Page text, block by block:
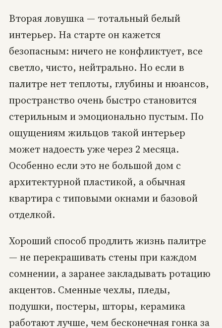
Вторая ловушка — тотальный белый
интерьер. На старте он кажется
безопасным: ничего не конфликтует, все
светло, чисто, нейтрально. Но если в
палитре нет теплоты, глубины и нюансов,
пространство очень быстро становится
стерильным и эмоционально пустым. По
ощущениям жильцов такой интерьер
может надоесть уже через 2 месяца.
Особенно если это не большой дом с
архитектурной пластикой, а обычная
квартира с типовыми окнами и базовой
отделкой.
Хороший способ продлить жизнь палитре
— не перекрашивать стены при каждом
сомнении, а заранее закладывать ротацию
акцентов. Сменные чехлы, пледы,
подушки, постеры, шторы, керамика
работают лучше, чем бесконечная гонка за